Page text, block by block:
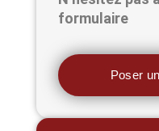
formulaire
Poser